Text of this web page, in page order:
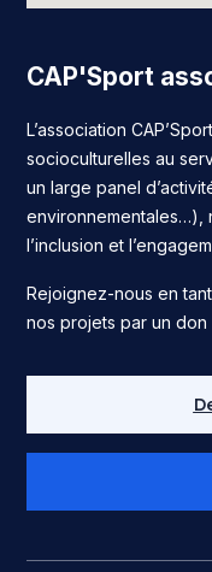
CAP'Sport
L’association
socioculturelles au
un large panel
environnementales…),
l’inclusion et
Rejoignez-nous en
nos projets par un don